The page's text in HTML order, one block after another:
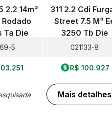
2.2 14m³
Rodado
Ta Die
5
311 2.2 Cdi
Street 7.5 M³
3250 Tb Die
021133-8
R$ 100.927
Mais detalhes